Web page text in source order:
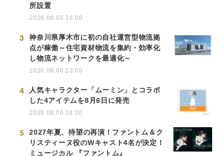
所設置
2026.08.05 16:00
3
神奈川県厚木市に初の自社運営型物流拠
点が稼働～住宅資材物流を集約・効率化
し物流ネットワークを最適化～
2026.08.06 13:00
4
人気キャラクター「ムーミン」とコラボ
した4アイテムを8月6日に発売
2026.08.06 14:00
5
2027年夏、待望の再演！ファントム＆ク
リスティーヌ役のWキャスト4名が決定！
ミュージカル 『ファントム』